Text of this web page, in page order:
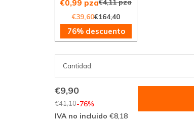
€0,99 pza€4,11 pza
€39,60€164,40
76% descuento
€9,90
€41,10-76%
IVA no incluido €8,18